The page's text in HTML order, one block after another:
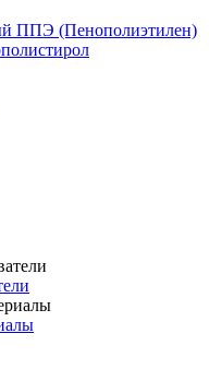
ППЭ (Пенополиэтилен)